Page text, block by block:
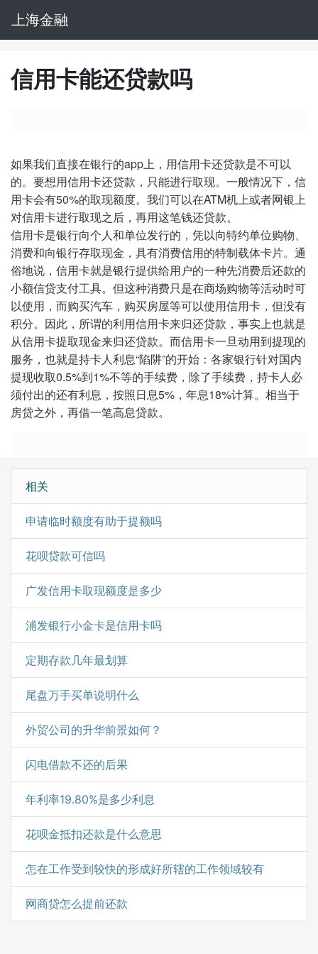
上海金融
信用卡能还贷款吗
如果我们直接在银行的app上，用信用卡还贷款是不可以
的。要想用信用卡还贷款，只能进行取现。一般情况下，信
用卡会有50%的取现额度。我们可以在ATM机上或者网银上
对信用卡进行取现之后，再用这笔钱还贷款。
信用卡是银行向个人和单位发行的，凭以向特约单位购物、
消费和向银行存取现金，具有消费信用的特制载体卡片。通
俗地说，信用卡就是银行提供给用户的一种先消费后还款的
小额信贷支付工具。但这种消费只是在商场购物等活动时可
以使用，而购买汽车，购买房屋等可以使用信用卡，但没有
积分。因此，所谓的利用信用卡来归还贷款，事实上也就是
从信用卡提取现金来归还贷款。而信用卡一旦动用到提现的
服务，也就是持卡人利息“陷阱”的开始：各家银行针对国内
提现收取0.5%到1%不等的手续费，除了手续费，持卡人必
须付出的还有利息，按照日息5%，年息18%计算。相当于
房贷之外，再借一笔高息贷款。
相关
申请临时额度有助于提额吗
花呗贷款可信吗
广发信用卡取现额度是多少
浦发银行小金卡是信用卡吗
定期存款几年最划算
尾盘万手买单说明什么
外贸公司的升华前景如何？
闪电借款不还的后果
年利率19.80%是多少利息
花呗金抵扣还款是什么意思
怎在工作受到较快的形成好所辖的工作领域较有
网商贷怎么提前还款